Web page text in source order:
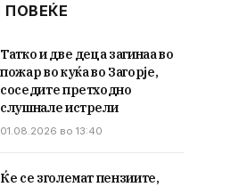
ПОВЕЌЕ
Татко и две деца загинаа во
пожар во куќа во Загорје,
соседите претходно
слушнале истрели
01.08.2026 во 13:40
Ќе се зголемат пензиите,